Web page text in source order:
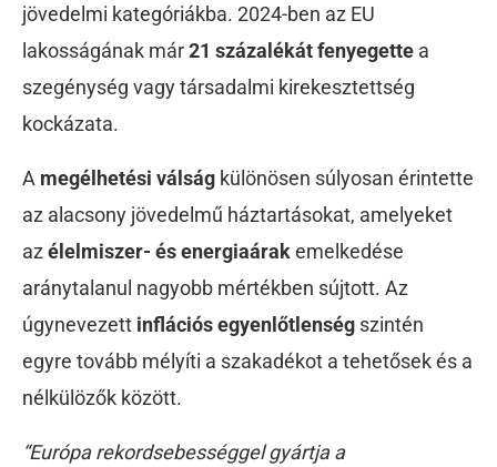
jövedelmi kategóriákba. 2024-ben az EU
lakosságának már21 százalékát fenyegette a
szegénység vagy társadalmi kirekesztettség
kockázata.
A megélhetési válság különösen súlyosan érintette
az alacsony jövedelmű háztartásokat, amelyeket
az élelmiszer- és energiaárakemelkedése
aránytalanul nagyobb mértékben sújtott. Az
úgynevezett inflációs egyenlőtlenség szintén
egyre tovább mélyíti a szakadékot a tehetősek és a
nélkülözők között.
“Európa rekordsebességgel gyártja a